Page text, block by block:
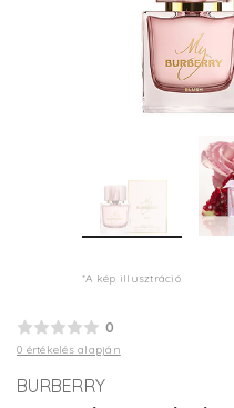
*A kép illusztráció
0
0 értékelés alapján
BURBERRY